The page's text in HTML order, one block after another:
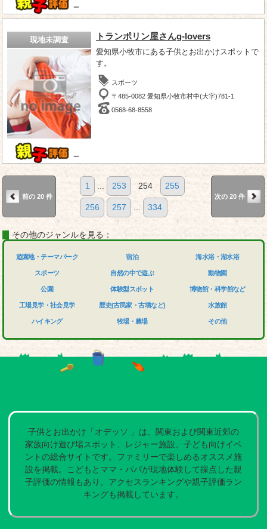
－
現地未調査
－
トランポリン屋さんg-lovers
愛知県小牧市にある子供とお出かけスポットで
す。
スポーツ
〒485-0082 愛知県小牧市村中(大字)781-1
0568-68-8558
前の 20 件
1 ... 253 254 255
256 257 ... 334
次の 20 件
その他のジャンルを見る：
遊園地・テーマパーク
スポーツ
公園
工場見学・社会見学
ハイキング
宿泊
自然の中で遊ぶ
体験型スポット
歴史(古民家・古墳など)
牧場・農場
海水浴・湖水浴
動物園
博物館・科学館など
水族館
その他
子供とお出かけ「オデッソ 」は、関東および関東近郊の
家族向け遊び場スポット、レジャー施設、子ども向けイベ
ントの総合サイトです。ファミリーで楽しめるオススメ施
設を掲載。こどもとママ・パパが現地体験して採点した親
子評価の情報もあり。アクセスランキングや親子評価ラン
キングも掲載しています。